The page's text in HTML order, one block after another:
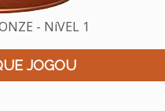
- NíVEL 1
JOGOU